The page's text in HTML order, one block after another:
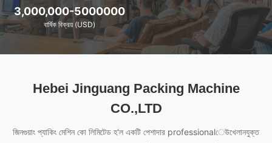
3,000,000-5000000
বার্ষিক বিক্রয় (USD)
Hebei Jinguang Packing Machine
CO.,LTD
জিনগুয়াং প্যাকিং মেশিন কো লিমিটেড হ'ল একটি পেশাদার professionalেউখেলানযুক্ত